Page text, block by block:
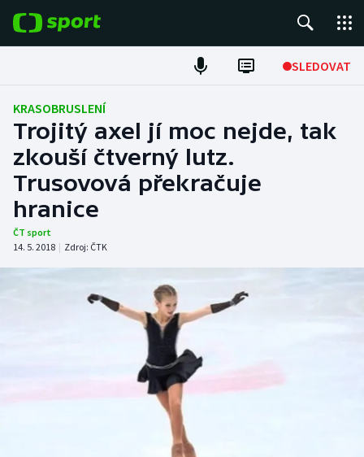
SLEDOVAT
Fotbal
Hokej
Tenis
Atletika
DALŠÍ SPORTY
KRASOBRUSLENÍ
Trojitý axel jí moc nejde, tak
zkouší čtverný lutz.
Trusovová překračuje
hranice
ČT sport
14. 5. 2018 | Zdroj: ČTK